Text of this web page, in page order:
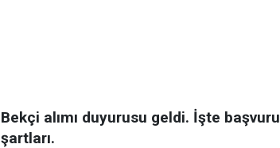
Bekçi alımı duyurusu geldi. İşte başvuru
şartları.